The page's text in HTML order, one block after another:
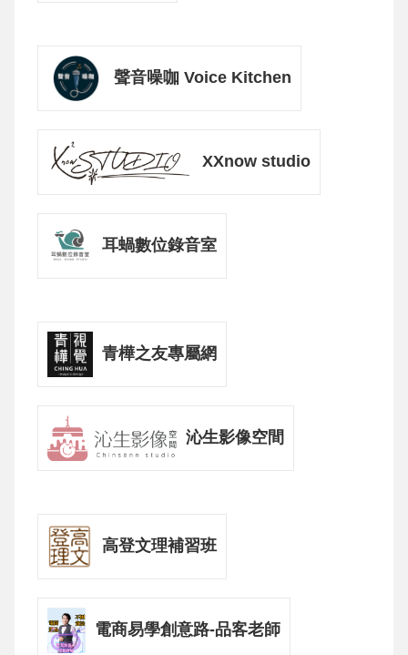
聲音噪咖 Voice Kitchen
XXnow studio
耳蝸數位錄音室
青樺之友專屬網
沁生影像空間
高登文理補習班
電商易學創意路-品客老師